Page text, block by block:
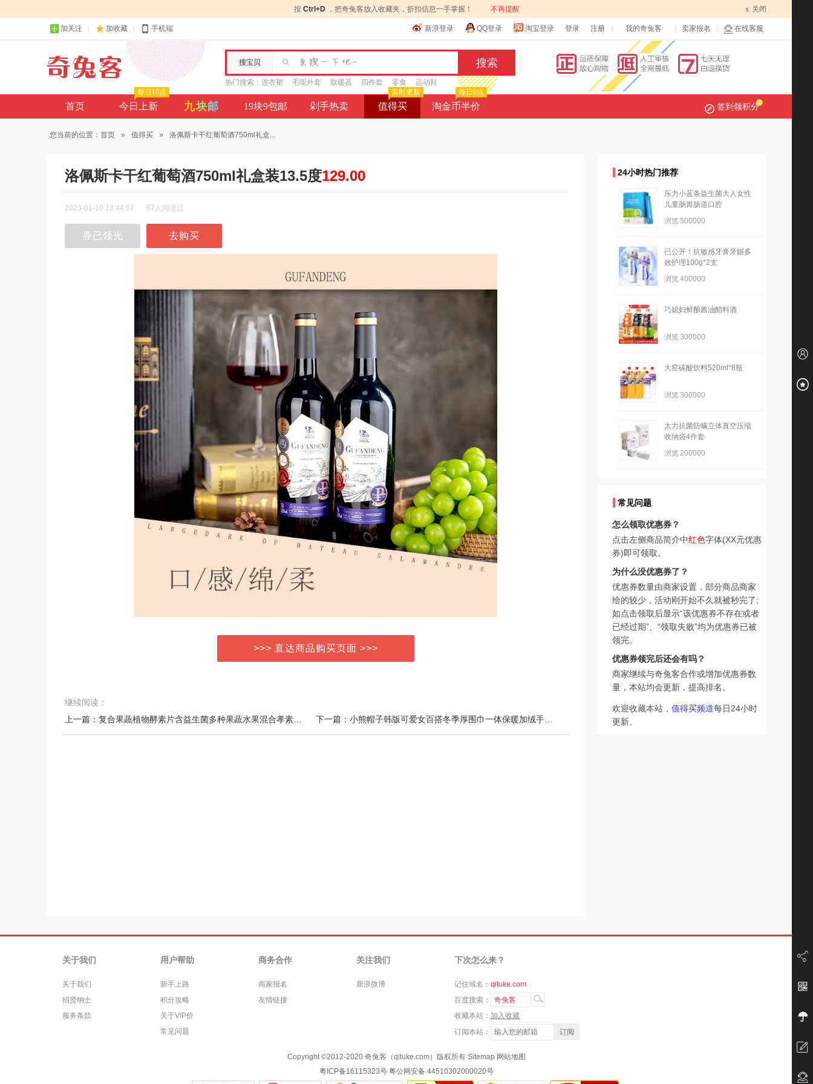
按 Ctrl+D ，把奇兔客放入收藏夹，折扣信息一手掌握！ 不再提醒 x 关闭
加关注 加收藏 手机端 新浪登录 QQ登录 淘宝登录 登录 注册 我的奇兔客 卖家报名 在线客服
搜宝贝
热门搜索： 连衣裙 毛呢外套 取暖器 四件套 零食 运动鞋
首页 今日上新
每日10点
九块邮 19块9包邮 剁手热卖 值得买
实时更新
淘金币半价
每日0点
签到领积分
您当前的位置： 首页 » 值得买 » 洛佩斯卡干红葡萄酒750ml礼盒...
洛佩斯卡干红葡萄酒750ml礼盒装13.5度129.00
2023-01-10 13:44:01 67人阅读过
券已领光 去购买
>>> 直达商品购买页面 >>>
继续阅读：
24小时热门推荐
乐力小蓝条益生菌大人女性
儿童肠胃肠道口腔
浏览500000
已公开！抗敏感牙膏牙龈多
效护理100g*2支
浏览400000
巧媳妇鲜酿酱油醋料酒
浏览300000
大窑碳酸饮料520ml*8瓶
浏览300000
太力抗菌防螨立体真空压缩
收纳袋4件套
浏览200000
常见问题
怎么领取优惠券？
点击左侧商品简介中红色字体(XX元优惠
券)即可领取。
为什么没优惠券了？
优惠券数量由商家设置，部分商品商家
给的较少，活动刚开始不久就被秒完了;
如点击领取后显示“该优惠券不存在或者
已经过期”、“领取失败”均为优惠券已被
领完。
优惠券领完后还会有吗？
商家继续与奇兔客合作或增加优惠券数
量，本站均会更新，提高排名。
欢迎收藏本站， 值得买频道每日24小时
更新。
关于我们
关于我们
招贤纳士
服务条款
用户帮助
新手上路
积分攻略
关于VIP价
常见问题
商务合作
商家报名
友情链接
关注我们
新浪微博
下次怎么来？
记住域名： qituke.com
百度搜索：
奇兔客
收藏本站： 加入收藏
订阅本站：
Copyright ©2012-2020 奇兔客（qituke.com）版权所有 Sitemap 网站地图
粤ICP备16115323号 粤公网安备 44510302000020号